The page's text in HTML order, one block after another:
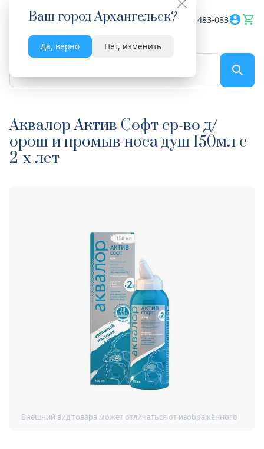
Ваш городАрхангельск?
Да, верно Нет, изменить
Весь сайт 8182 483-083
Аквалор Актив Софт ср-во д/
орош и промыв носа душ 150мл с
2-х лет